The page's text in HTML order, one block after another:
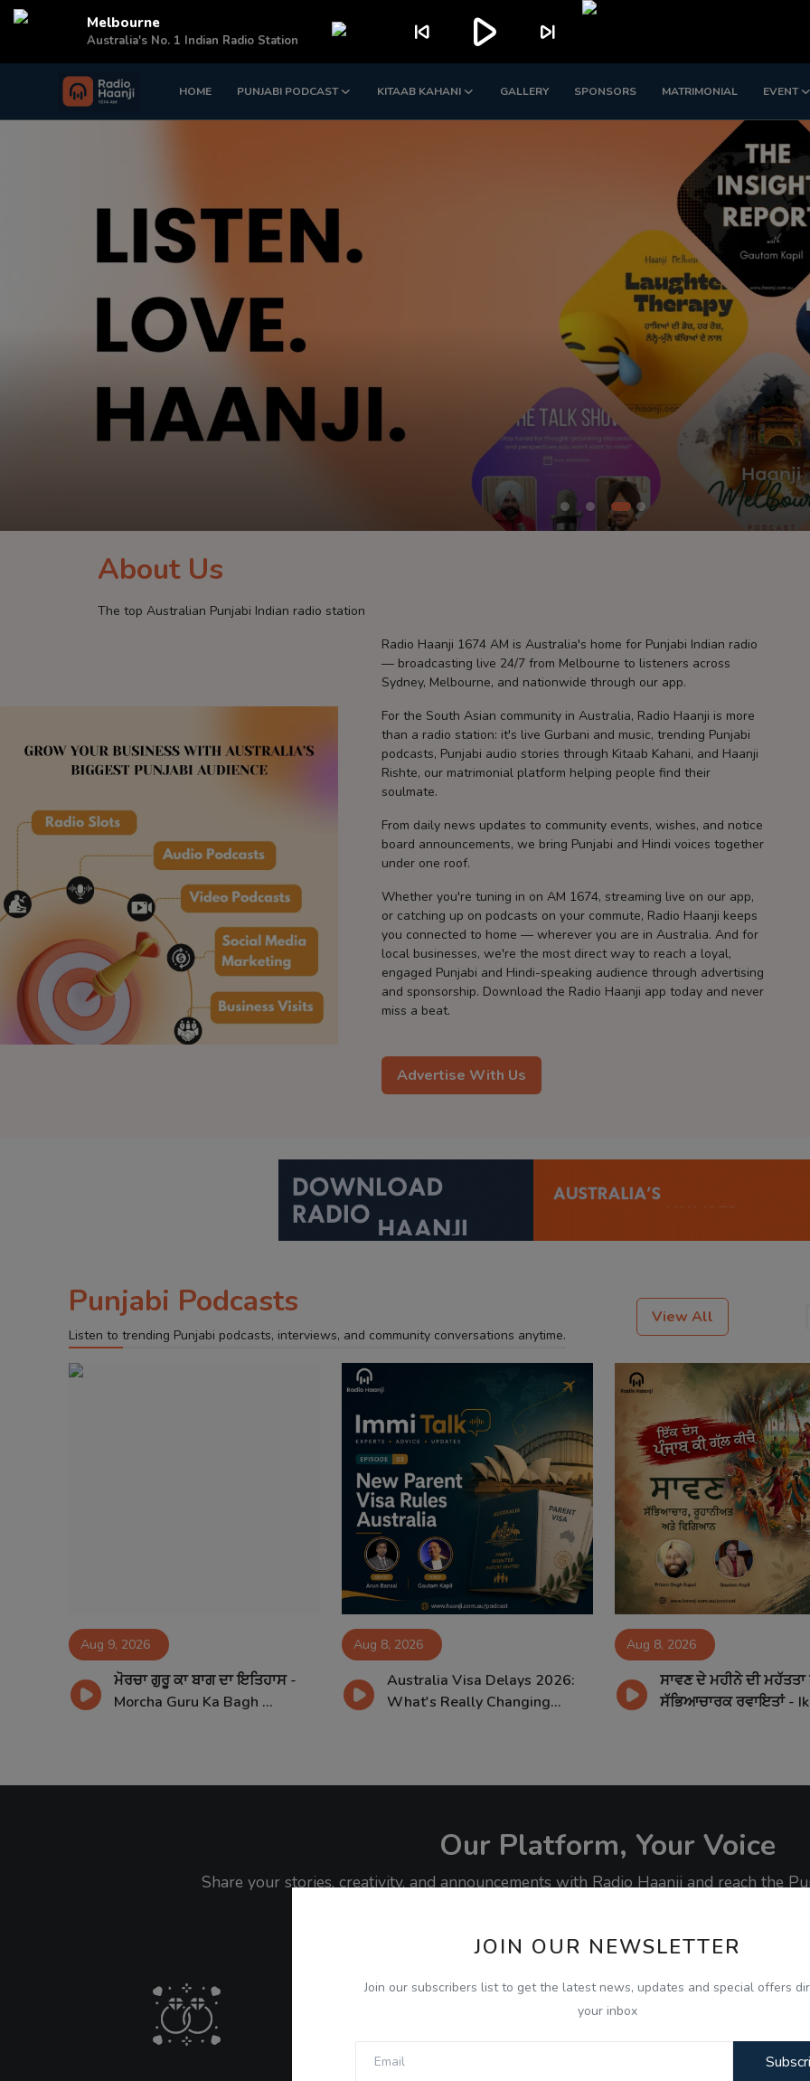
HOME PUNJABI PODCAST KITAAB KAHANI GALLERY SPONSORS MATRIMONIAL EVENT
Login Register
JOIN OUR NEWSLETTER
Join our subscribers list to get the latest news, updates and special offers
your inbox
About Us
The top Australian Punjabi Indian radio station
Radio Haanji 1674 AM is Australia's home for Punjabi Indian radio
— broadcasting live 24/7 from Melbourne to listeners across
Sydney, Melbourne, and nationwide through our app.
For the South Asian community in Australia, Radio Haanji is more
than a radio station: it's live Gurbani and music, trending Punjabi
podcasts, Punjabi audio stories through Kitaab Kahani, and Haanji
Rishte, our matrimonial platform helping people find their
soulmate.
From daily news updates to community events, wishes, and notice
board announcements, we bring Punjabi and Hindi voices together
under one roof.
Whether you're tuning in on AM 1674, streaming live on our app,
or catching up on podcasts on your commute, Radio Haanji keeps
you connected to home — wherever you are in Australia. And for
local businesses, we're the most direct way to reach a loyal,
engaged Punjabi and Hindi-speaking audience through advertising
and sponsorship. Download the Radio Haanji app today and never
miss a beat.
Advertise With Us
Punjabi Podcasts
Listen to trending Punjabi podcasts, interviews, and community conversations anytime.
View All
Aug 9, 2026
ਮੋਰਚਾ ਗੁਰੂ ਕਾ ਬਾਗ ਦਾ ਇਤਿਹਾਸ -
Morcha Guru Ka Bagh ...
Aug 8, 2026
Australia Visa Delays 2026:
What's Really Changing...
Aug 8, 2026
ਸਾਵਣ ਦੇ ਮਹੀਨੇ ਦੀ
ਸੱਭਿਆਚਾਰਕ ਰਵਾਇਤਾਂ -
Our Platform, Your Voice
Share your stories, creativity, and announcements with Radio Haanji and reach the
Melbourne
Australia's No. 1 Indian Radio Station skip_previous play_arrow skip_next